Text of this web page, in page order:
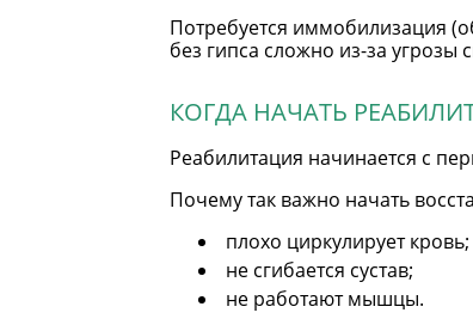
Потребуется иммобилизация
без гипса сложно из-за
КОГДА НАЧАТЬ
Реабилитация начинается с
Почему так важно начать
плохо циркулирует кровь;
не сгибается сустав;
не работают мышцы.